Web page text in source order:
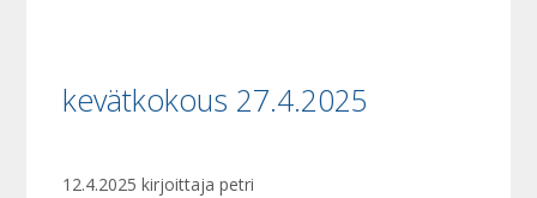
kevätkokous 27.4.2025
12.4.2025 kirjoittajapetri